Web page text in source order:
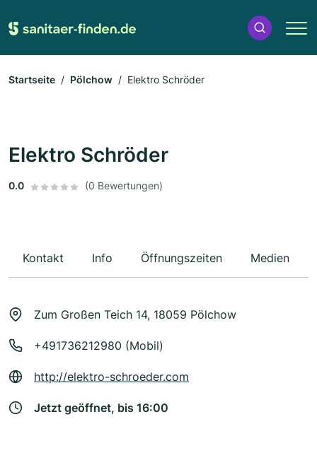
Startseite Pölchow Elektro Schröder
Elektro Schröder
0.0 (0 Bewertungen)
Kontakt Info Öffnungszeiten Medien
Zum Großen Teich 14, 18059 Pölchow
+491736212980 (Mobil)
http://elektro-schroeder.com
Jetzt geöffnet, bis 16:00